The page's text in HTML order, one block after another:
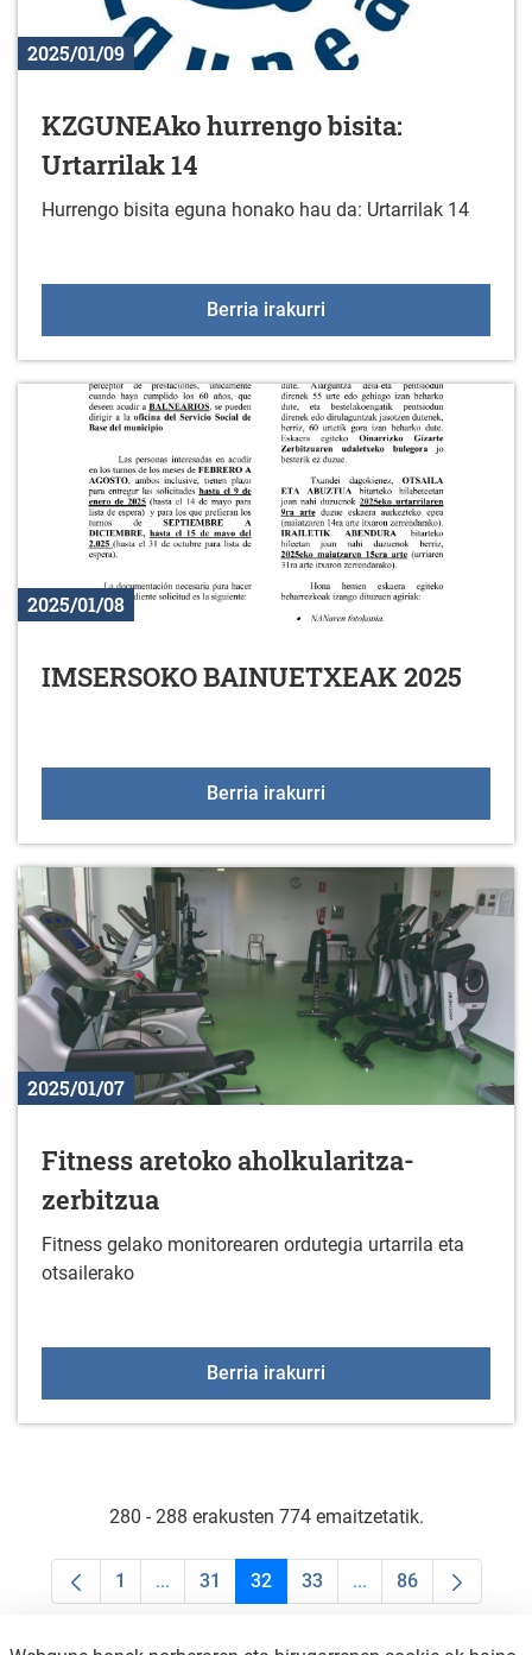
2025/01/09
KZGUNEAko hurrengo bisita:
Urtarrilak 14
Hurrengo bisita eguna honako hau da: Urtarrilak 14
Berria irakurri
2025/01/08
IMSERSOKO BAINUETXEAK 2025
Berria irakurri
2025/01/07
Fitness aretoko aholkularitza-
zerbitzua
Fitness gelako monitorearen ordutegia urtarrila eta
otsailerako
Berria irakurri
280 - 288 erakusten 774 emaitzetatik.
Orrialdea
1 ...Intermediate Pages Use TAB to navigate.
Orrialdea
31 Orrialdea
32 Orrialdea
33 ...Intermediate Pages
Orrialdea
86